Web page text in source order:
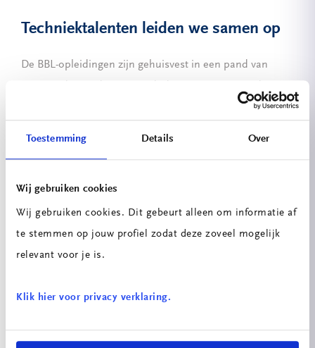
Toestemming Details Over
Wij gebruiken cookies
Wij gebruiken cookies. Dit gebeurt alleen om informatie af
te stemmen op jouw profiel zodat deze zoveel mogelijk
relevant voor je is.
Klik hier voor privacy verklaring.
Techniektalenten leiden we samen op
De BBL-opleidingen zijn gehuisvest in een pand van
gezamenlijk verzorgd. Maar dit betekent niet dat hier
DAEL en kerndocent bij Mondriaan.